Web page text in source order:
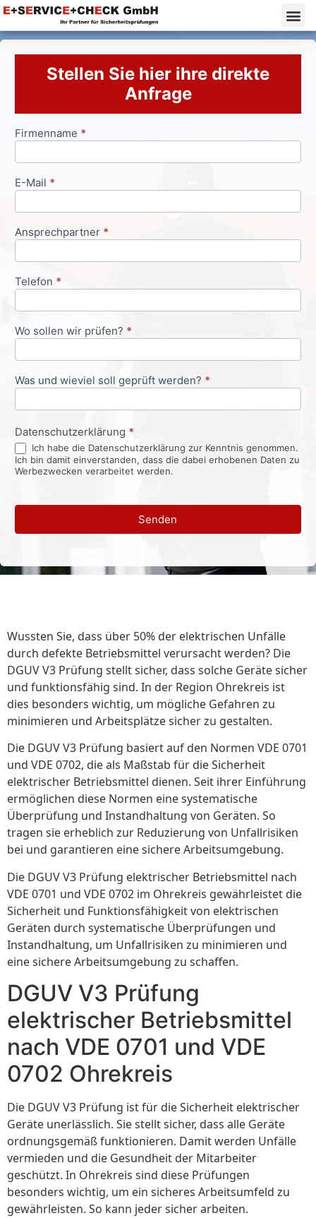
Stellen Sie hier ihre direkte
Anfrage
Anfrageformular
Firmenname *
E-Mail *
Ansprechpartner *
Telefon *
Wo sollen wir prüfen? *
Was und wieviel soll geprüft werden? *
Datenschutzerklärung *
Ich habe die Datenschutzerklärung zur Kenntnis genommen.
Ich bin damit einverstanden, dass die dabei erhobenen Daten zu
Werbezwecken verarbeitet werden.
Senden
Wussten Sie, dass über 50% der elektrischen Unfälle
durch defekte Betriebsmittel verursacht werden? Die
DGUV V3 Prüfung stellt sicher, dass solche Geräte sicher
und funktionsfähig sind. In der Region Ohrekreis ist
dies besonders wichtig, um mögliche Gefahren zu
minimieren und Arbeitsplätze sicher zu gestalten.
Die DGUV V3 Prüfung basiert auf den Normen VDE 0701
und VDE 0702, die als Maßstab für die Sicherheit
elektrischer Betriebsmittel dienen. Seit ihrer Einführung
ermöglichen diese Normen eine systematische
Überprüfung und Instandhaltung von Geräten. So
tragen sie erheblich zur Reduzierung von Unfallrisiken
bei und garantieren eine sichere Arbeitsumgebung.
Die DGUV V3 Prüfung elektrischer Betriebsmittel nach
VDE 0701 und VDE 0702 im Ohrekreis gewährleistet die
Sicherheit und Funktionsfähigkeit von elektrischen
Geräten durch systematische Überprüfungen und
Instandhaltung, um Unfallrisiken zu minimieren und
eine sichere Arbeitsumgebung zu schaffen.
DGUV V3 Prüfung
elektrischer Betriebsmittel
nach VDE 0701 und VDE
0702 Ohrekreis
Die DGUV V3 Prüfung ist für die Sicherheit elektrischer
Geräte unerlässlich. Sie stellt sicher, dass alle Geräte
ordnungsgemäß funktionieren. Damit werden Unfälle
vermieden und die Gesundheit der Mitarbeiter
geschützt. In Ohrekreis sind diese Prüfungen
besonders wichtig, um ein sicheres Arbeitsumfeld zu
gewährleisten. So kann jeder sicher arbeiten.